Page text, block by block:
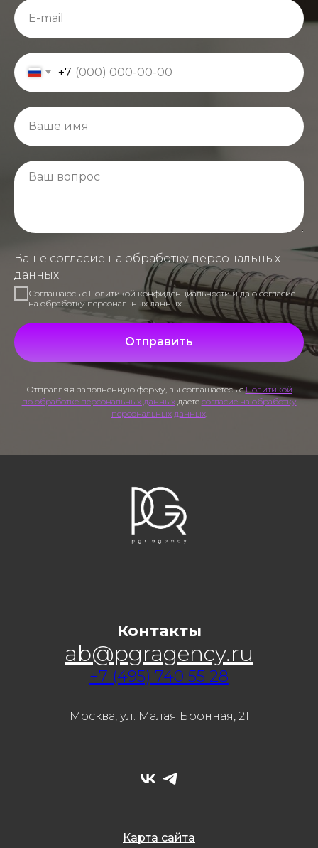
+7
Ваше согласие на обработку персональных
данных
Соглашаюсь с Политикой конфиденциальности и даю согласие
на обработку персональных данных.
Отправить
Отправляя заполненную форму, вы соглашаетесь сПолитикой
по обработке персональных данныхдаете согласие на обработку
персональных данных.
Контакты
ab@pgragency.ru
+7 (495) 740 55 28
Москва, ул. Малая Бронная, 21
Карта сайта